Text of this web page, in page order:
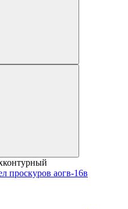
проскуров аогв-16в